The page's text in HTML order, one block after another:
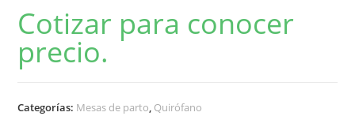
Cotizar para conocer
precio.
Categorías: Mesas de parto, Quirófano